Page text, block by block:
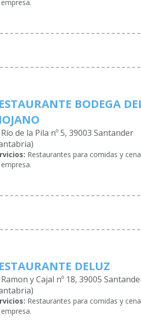
BODEGA
de la Pila nº 5, 39003 Santander
Restaurantes para comidas y
DELUZ
y Cajal nº 18, 39005
Restaurantes para comidas y